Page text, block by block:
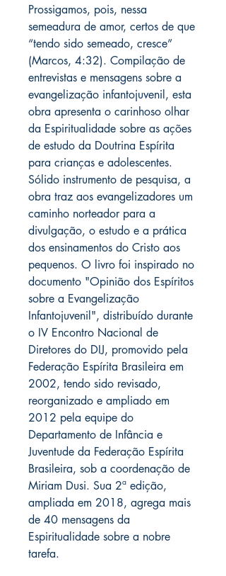
Prossigamos, pois, nessa
semeadura de amor, certos de que
“tendo sido semeado, cresce”
(Marcos, 4:32). Compilação de
entrevistas e mensagens sobre a
evangelização infantojuvenil, esta
obra apresenta o carinhoso olhar
da Espiritualidade sobre as ações
de estudo da Doutrina Espírita
para crianças e adolescentes.
Sólido instrumento de pesquisa, a
obra traz aos evangelizadores um
caminho norteador para a
divulgação, o estudo e a prática
dos ensinamentos do Cristo aos
pequenos. O livro foi inspirado no
documento "Opinião dos Espíritos
sobre a Evangelização
Infantojuvenil", distribuído durante
o IV Encontro Nacional de
Diretores do DIJ, promovido pela
Federação Espírita Brasileira em
2002, tendo sido revisado,
reorganizado e ampliado em
2012 pela equipe do
Departamento de Infância e
Juventude da Federação Espírita
Brasileira, sob a coordenação de
Miriam Dusi. Sua 2ª edição,
ampliada em 2018, agrega mais
de 40 mensagens da
Espiritualidade sobre a nobre
tarefa.